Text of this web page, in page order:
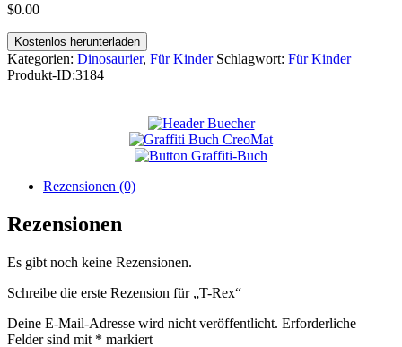
$0.00
Kostenlos herunterladen
Kategorien: Dinosaurier, Für Kinder Schlagwort: Für Kinder
Produkt-ID:3184
Rezensionen (0)
Rezensionen
Es gibt noch keine Rezensionen.
Schreibe die erste Rezension für „T-Rex“
Deine E-Mail-Adresse wird nicht veröffentlicht. Erforderliche
Felder sind mit * markiert